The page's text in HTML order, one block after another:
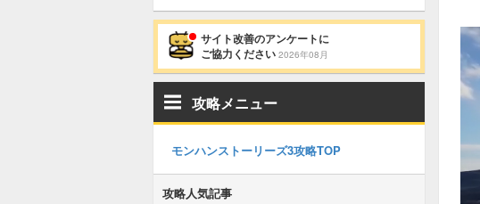
サイト改善のアンケートに
ご協力ください 2026年08月
攻略メニュー
モンハンストーリーズ3攻略TOP
攻略人気記事